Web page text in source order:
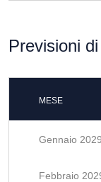
Previsioni
MESE
Gennaio 2029
Febbraio